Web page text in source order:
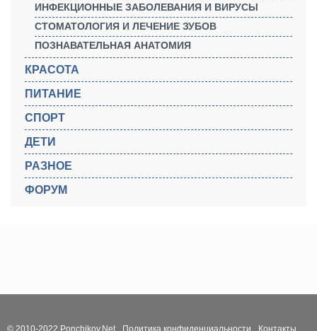
ИНФЕКЦИОННЫЕ ЗАБОЛЕВАНИЯ И ВИРУСЫ
СТОМАТОЛОГИЯ И ЛЕЧЕНИЕ ЗУБОВ
ПОЗНАВАТЕЛЬНАЯ АНАТОМИЯ
КРАСОТА
ПИТАНИЕ
СПОРТ
ДЕТИ
РАЗНОЕ
ФОРУМ
© 2010-2022 Ponchikov.Net Политика конфиденциальности Контакты